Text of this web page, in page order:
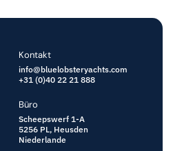
Kontakt
info@bluelobsteryachts.com
+31 (0)40 22 21 888
Büro
Scheepswerf 1-A
5256 PL, Heusden
Niederlande